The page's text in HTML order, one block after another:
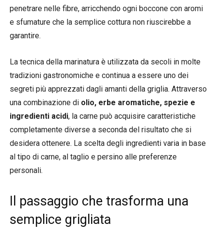
penetrare nelle fibre, arricchendo ogni boccone con aromi
e sfumature che la semplice cottura non riuscirebbe a
garantire.
La tecnica della marinatura è utilizzata da secoli in molte
tradizioni gastronomiche e continua a essere uno dei
segreti più apprezzati dagli amanti della griglia. Attraverso
una combinazione di olio, erbe aromatiche, spezie e
ingredienti acidi, la carne può acquisire caratteristiche
completamente diverse a seconda del risultato che si
desidera ottenere. La scelta degli ingredienti varia in base
al tipo di carne, al taglio e persino alle preferenze
personali.
Il passaggio che trasforma una
semplice grigliata